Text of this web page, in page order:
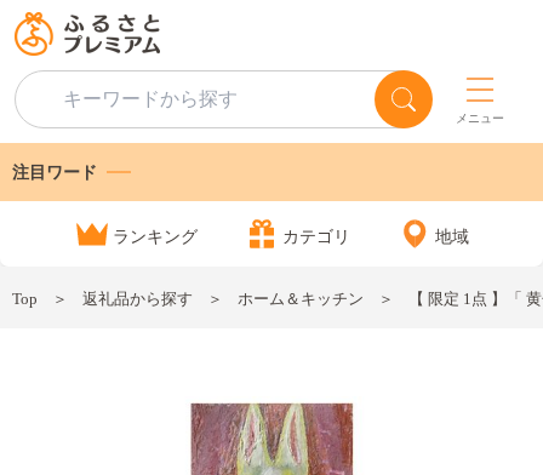
メニュー
注目ワード
ランキング カテゴリ 地域
Top 返礼品から探す ホーム＆キッチン 【 限定 1点 】「